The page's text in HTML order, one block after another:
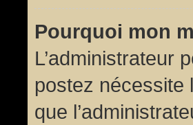
Pourquoi mon
L’administrateur
postez nécessite
que